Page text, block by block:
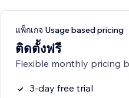
แพ็กเกจ Usage based pricing
ติดตั้งฟรี
Flexible monthly pricing
3-day free trial